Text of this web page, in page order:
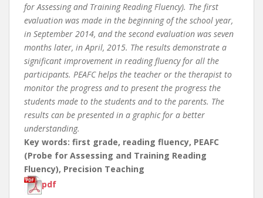
for Assessing and Training Reading Fluency). The first
evaluation was made in the beginning of the school year,
in September 2014, and the second evaluation was seven
months later, in April, 2015. The results demonstrate a
significant improvement in reading fluency for all the
participants. PEAFC helps the teacher or the therapist to
monitor the progress and to present the progress the
students made to the students and to the parents. The
results can be presented in a graphic for a better
understanding.
Key words: first grade, reading fluency, PEAFC
(Probe for Assessing and Training Reading
Fluency), Precision Teaching
pdf